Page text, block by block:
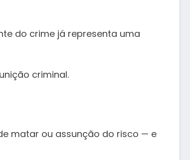
do crime já representa uma
criminal.
matar ou assunção do risco — e